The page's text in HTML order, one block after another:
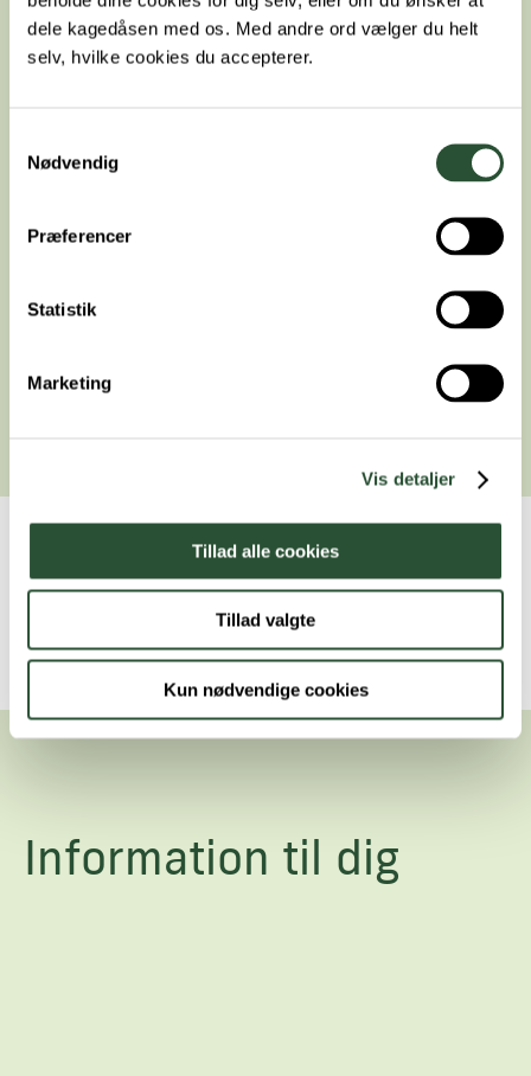
dele kagedåsen med os. Med andre ord vælger du helt
selv, hvilke cookies du accepterer.
Nødvendig
Præferencer
Statistik
Marketing
Vis detaljer
Tillad alle cookies
Tillad valgte
Kun nødvendige cookies
Hvordan får jeg fat i en rekvisition
til DKK?
Information til dig